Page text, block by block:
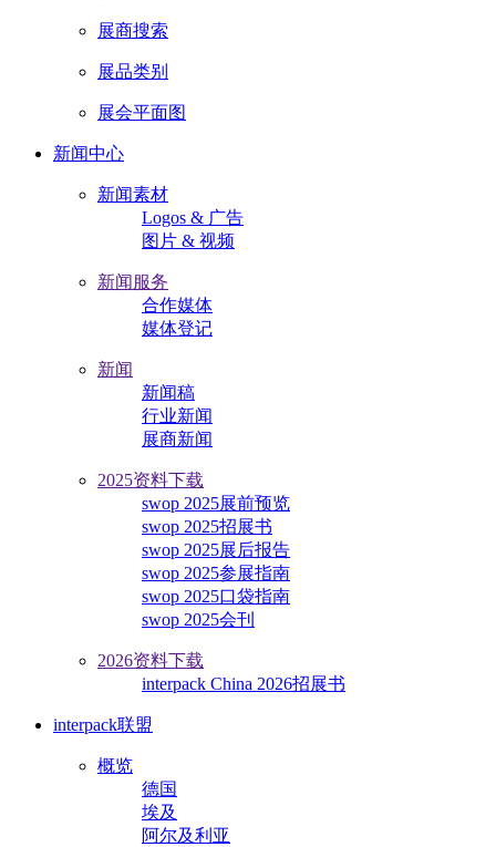
展商搜索
展品类别
展会平面图
新闻中心
新闻素材
Logos & 广告
图片 & 视频
新闻服务
合作媒体
媒体登记
新闻
新闻稿
行业新闻
展商新闻
2025资料下载
swop 2025展前预览
swop 2025招展书
swop 2025展后报告
swop 2025参展指南
swop 2025口袋指南
swop 2025会刊
2026资料下载
interpack China 2026招展书
interpack联盟
概览
德国
埃及
阿尔及利亚